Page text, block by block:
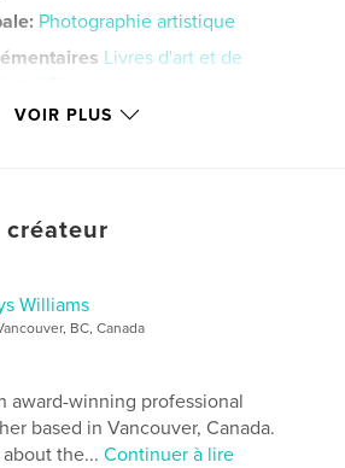
Photographie artistique
Livres d'art et de
arts
US, 22×28 cm
VOIR PLUS
créateur
Williams
BC, Canada
award-winning professional
based in Vancouver, Canada.
about the...Continuer à lire